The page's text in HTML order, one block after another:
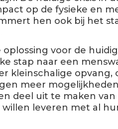
op de fysieke en
hen ook bij het
voor de
stap naar een
kleinschalige opvang,
meer
deel uit te maken van
willen leveren met al